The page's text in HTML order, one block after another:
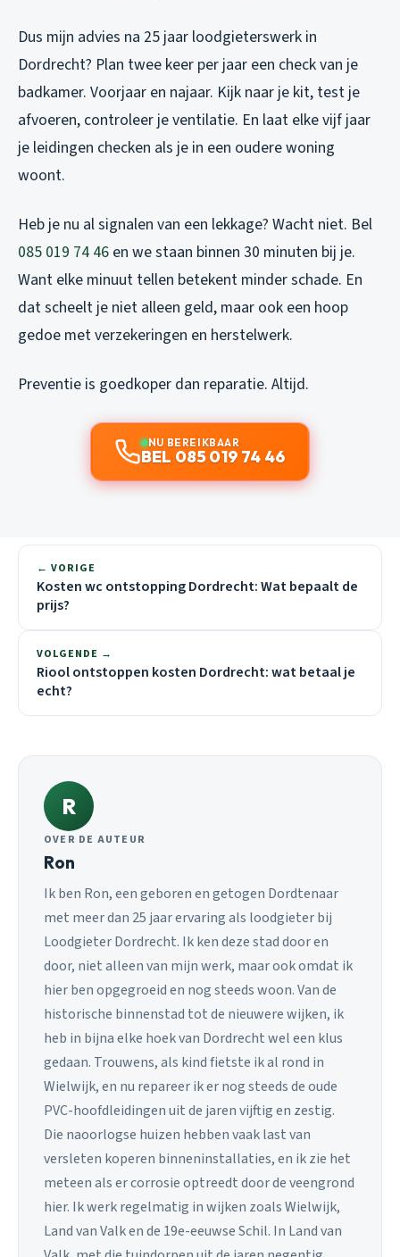
Dus mijn advies na 25 jaar loodgieterswerk in
Dordrecht? Plan twee keer per jaar een check van je
badkamer. Voorjaar en najaar. Kijk naar je kit, test je
afvoeren, controleer je ventilatie. En laat elke vijf jaar
je leidingen checken als je in een oudere woning
woont.
Heb je nu al signalen van een lekkage? Wacht niet. Bel
085 019 74 46 en we staan binnen 30 minuten bij je.
Want elke minuut tellen betekent minder schade. En
dat scheelt je niet alleen geld, maar ook een hoop
gedoe met verzekeringen en herstelwerk.
Preventie is goedkoper dan reparatie. Altijd.
NU BEREIKBAAR
BEL 085 019 74 46
← VORIGE
Kosten wc ontstopping Dordrecht: Wat bepaalt de
prijs?
VOLGENDE →
Riool ontstoppen kosten Dordrecht: wat betaal je
echt?
R
OVER DE AUTEUR
Ron
Ik ben Ron, een geboren en getogen Dordtenaar
met meer dan 25 jaar ervaring als loodgieter bij
Loodgieter Dordrecht. Ik ken deze stad door en
door, niet alleen van mijn werk, maar ook omdat ik
hier ben opgegroeid en nog steeds woon. Van de
historische binnenstad tot de nieuwere wijken, ik
heb in bijna elke hoek van Dordrecht wel een klus
gedaan. Trouwens, als kind fietste ik al rond in
Wielwijk, en nu repareer ik er nog steeds de oude
PVC-hoofdleidingen uit de jaren vijftig en zestig.
Die naoorlogse huizen hebben vaak last van
versleten koperen binneninstallaties, en ik zie het
meteen als er corrosie optreedt door de veengrond
hier. Ik werk regelmatig in wijken zoals Wielwijk,
Land van Valk en de 19e-eeuwse Schil. In Land van